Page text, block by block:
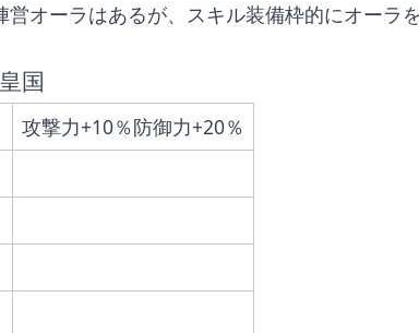
営オーラはあるが、スキル装備枠的にオーラ
国
攻撃力+10％防御力+20％